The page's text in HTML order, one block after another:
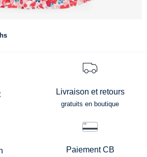
Livraison et retours
gratuits en boutique
Paiement CB